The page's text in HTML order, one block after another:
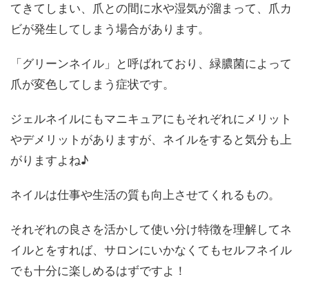
てきてしまい、爪との間に水や湿気が溜まって、爪カ
ビが発生してしまう場合があります。
「グリーンネイル」と呼ばれており、緑膿菌によって
爪が変色してしまう症状です。
ジェルネイルにもマニキュアにもそれぞれにメリット
やデメリットがありますが、ネイルをすると気分も上
がりますよね♪
ネイルは仕事や生活の質も向上させてくれるもの。
それぞれの良さを活かして使い分け特徴を理解してネ
イルとをすれば、サロンにいかなくてもセルフネイル
でも十分に楽しめるはずですよ！